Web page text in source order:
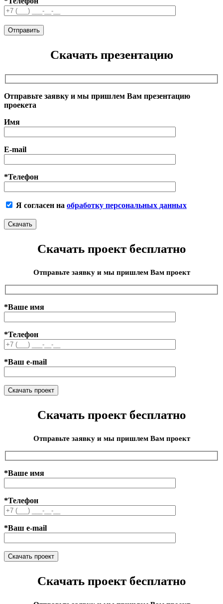
Скачать презентацию
Отправьте заявку и мы пришлем Вам презентацию
проекета
Имя
E-mail
*Телефон
Я согласен на обработку персональных данных
Скачать проект бесплатно
Отправьте заявку и мы пришлем Вам проект
*Ваше имя
*Телефон
*Ваш e-mail
Скачать проект бесплатно
Отправьте заявку и мы пришлем Вам проект
*Ваше имя
*Телефон
*Ваш e-mail
Скачать проект бесплатно